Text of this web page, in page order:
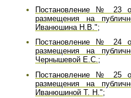
Постановление № 23
размещения на
Иванюшина Н.В.";
Постановление № 24
размещения на
Чернышевой Е.С.;
Постановление № 25
размещения на
Иванюшиной Т. Н.";